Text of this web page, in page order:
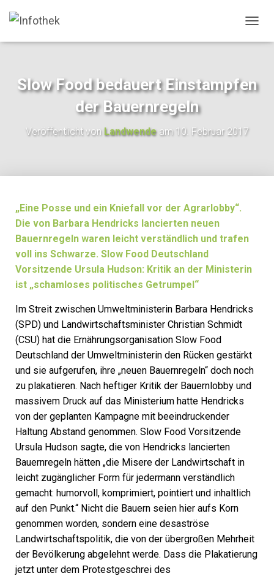
A
A
Slow Food bedauert Einstampfen
der Bauernregeln
Veröffentlicht von Landwendeam 10. Februar 2017
„Eine Posse und ein Kniefall vor der Agrarlobby“.
Die von Barbara Hendricks lancierten neuen
Bauernregeln waren leicht verständlich und trafen
voll ins Schwarze. Slow Food Deutschland
Vorsitzende Ursula Hudson: Kritik an der Ministerin
ist „schamloses politisches Getrumpel“
Im Streit zwischen Umweltministerin Barbara Hendricks
(SPD) und Landwirtschaftsminister Christian Schmidt
(CSU) hat die Ernährungsorganisation Slow Food
Deutschland der Umweltministerin den Rücken gestärkt
und sie aufgerufen, ihre „neuen Bauernregeln“ doch noch
zu plakatieren. Nach heftiger Kritik der Bauernlobby und
massivem Druck auf das Ministerium hatte Hendricks
von der geplanten Kampagne mit beeindruckender
Haltung Abstand genommen. Slow Food Vorsitzende
Ursula Hudson sagte, die von Hendricks lancierten
Bauernregeln hätten „die Misere der Landwirtschaft in
leicht zugänglicher Form für jedermann verständlich
gemacht: humorvoll, komprimiert, pointiert und inhaltlich
auf den Punkt.“ Nicht die Bauern seien hier aufs Korn
genommen worden, sondern eine desaströse
Landwirtschaftspolitik, die von der übergroßen Mehrheit
der Bevölkerung abgelehnt werde. Dass die Plakatierung
jetzt unter dem Protestgeschrei des